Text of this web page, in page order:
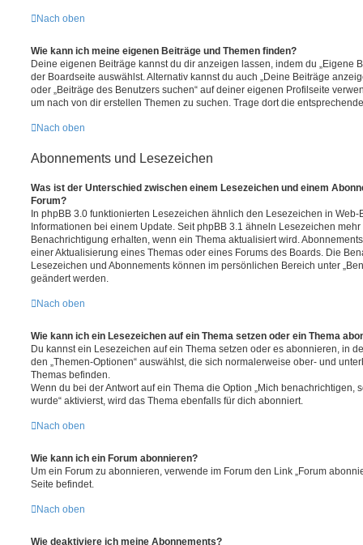
Nach oben
Wie kann ich meine eigenen Beiträge und Themen finden?
Deine eigenen Beiträge kannst du dir anzeigen lassen, indem du „Eigene
der Boardseite auswählst. Alternativ kannst du auch „Deine Beiträge
oder „Beiträge des Benutzers suchen“ auf deiner eigenen Profilseite
um nach von dir erstellen Themen zu suchen. Trage dort die
Nach oben
Abonnements und Lesezeichen
Was ist der Unterschied zwischen einem Lesezeichen und einem
Forum?
In phpBB 3.0 funktionierten Lesezeichen ähnlich den Lesezeichen in
Informationen bei einem Update. Seit phpBB 3.1 ähneln Lesezeichen
Benachrichtigung erhalten, wenn ein Thema aktualisiert wird.
einer Aktualisierung eines Themas oder eines Forums des Boards. Die
Lesezeichen und Abonnements können im persönlichen Bereich unter
geändert werden.
Nach oben
Wie kann ich ein Lesezeichen auf ein Thema setzen oder ein Thema
Du kannst ein Lesezeichen auf ein Thema setzen oder es abonnieren, in
den „Themen-Optionen“ auswählst, die sich normalerweise ober- und
Themas befinden.
Wenn du bei der Antwort auf ein Thema die Option „Mich benachrichtigen,
wurde“ aktivierst, wird das Thema ebenfalls für dich abonniert.
Nach oben
Wie kann ich ein Forum abonnieren?
Um ein Forum zu abonnieren, verwende im Forum den Link „Forum
Seite befindet.
Nach oben
Wie deaktiviere ich meine Abonnements?